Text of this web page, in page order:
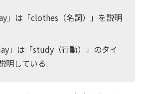
」は「clothes（名詞）」を説明
」は「study（行動）」のタイ
明している